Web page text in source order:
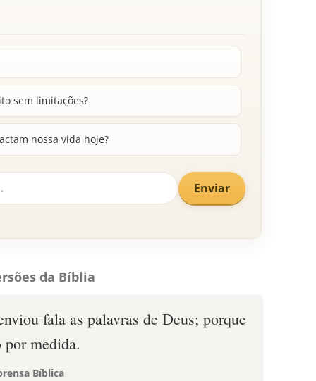
sem limitações?
nossa vida hoje?
Enviar
da Bíblia
fala as palavras de Deus; porque
medida.
Bíblica